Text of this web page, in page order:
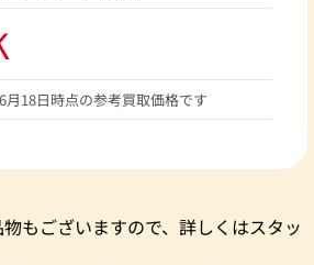
月18日時点の参考買取価格です
もございますので、詳しくはスタッ